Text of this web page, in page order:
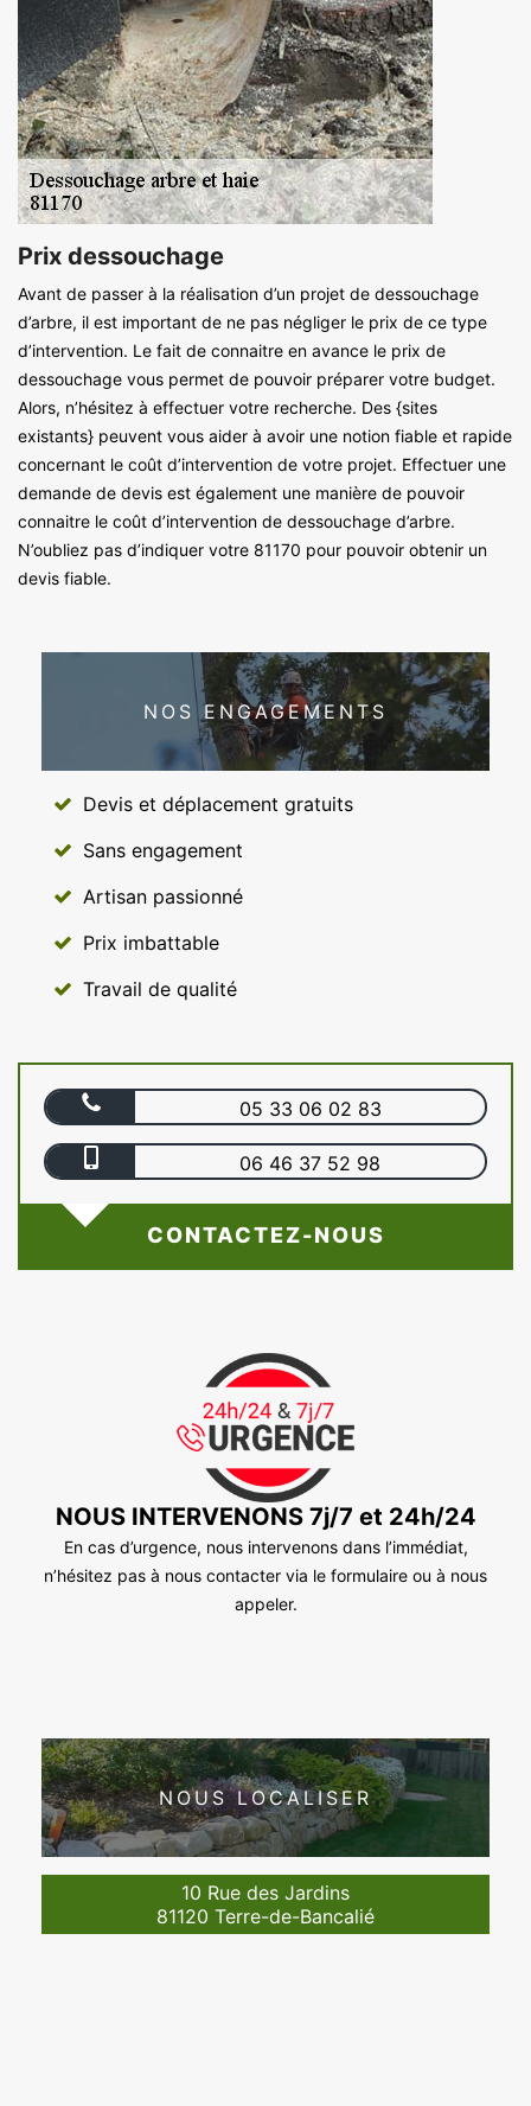
Prix dessouchage
Avant de passer à la réalisation d’un projet de dessouchage
d’arbre, il est important de ne pas négliger le prix de ce type
d’intervention. Le fait de connaitre en avance le prix de
dessouchage vous permet de pouvoir préparer votre budget.
Alors, n’hésitez à effectuer votre recherche. Des {sites
existants} peuvent vous aider à avoir une notion fiable et rapide
concernant le coût d’intervention de votre projet. Effectuer une
demande de devis est également une manière de pouvoir
connaitre le coût d’intervention de dessouchage d’arbre.
N’oubliez pas d’indiquer votre 81170 pour pouvoir obtenir un
devis fiable.
NOS ENGAGEMENTS
Devis et déplacement gratuits
Sans engagement
Artisan passionné
Prix imbattable
Travail de qualité
05 33 06 02 83
06 46 37 52 98
CONTACTEZ-NOUS
NOUS INTERVENONS 7j/7 et 24h/24
En cas d’urgence, nous intervenons dans l’immédiat,
n’hésitez pas à nous contacter via le formulaire ou à nous
appeler.
NOUS LOCALISER
10 Rue des Jardins
81120 Terre-de-Bancalié